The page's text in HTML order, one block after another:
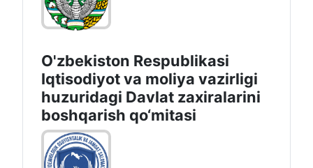
O'zbekiston Respublikasi
Iqtisodiyot va moliya vazirligi
huzuridаgi Dаvlаt zаxirаlаrini
boshqаrish qo‘mitаsi